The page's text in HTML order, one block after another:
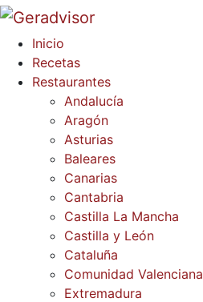
Inicio
Recetas
Restaurantes
Andalucía
Aragón
Asturias
Baleares
Canarias
Cantabria
Castilla La Mancha
Castilla y León
Cataluña
Comunidad Valenciana
Extremadura